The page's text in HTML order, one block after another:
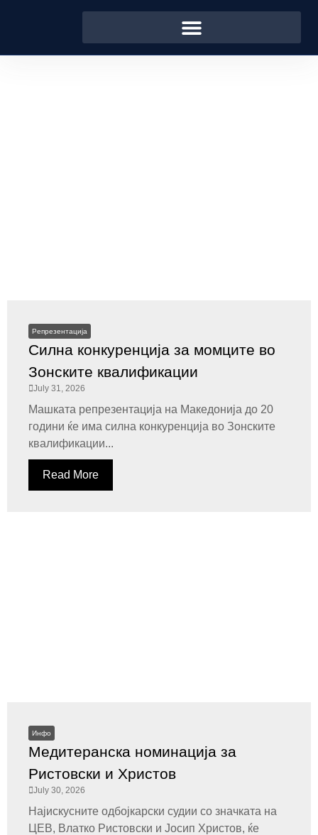
Репрезентација
Силна конкуренција за момците во
Зонските квалификации
July 31, 2026
Машката репрезентација на Македонија до 20
години ќе има силна конкуренција во Зонските
квалификации...
Read More
Инфо
Медитеранска номинација за
Ристовски и Христов
July 30, 2026
Најискусните одбојкарски судии со значката на
ЦЕВ, Влатко Ристовски и Јосип Христов, ќе